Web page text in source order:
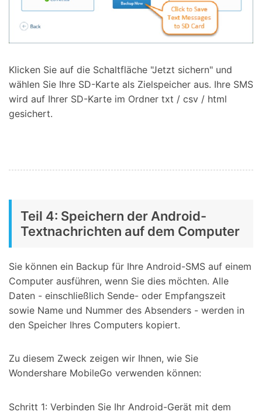
Klicken Sie auf die Schaltfläche "Jetzt sichern" und
wählen Sie Ihre SD-Karte als Zielspeicher aus. Ihre SMS
wird auf Ihrer SD-Karte im Ordner txt / csv / html
gesichert.
Teil 4: Speichern der Android-
Textnachrichten auf dem Computer
Sie können ein Backup für Ihre Android-SMS auf einem
Computer ausführen, wenn Sie dies möchten. Alle
Daten - einschließlich Sende- oder Empfangszeit
sowie Name und Nummer des Absenders - werden in
den Speicher Ihres Computers kopiert.
Zu diesem Zweck zeigen wir Ihnen, wie Sie
Wondershare MobileGo verwenden können:
Schritt 1: Verbinden Sie Ihr Android-Gerät mit dem